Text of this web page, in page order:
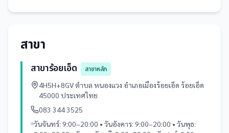
สาขา
สาขาร้อยเอ็ด
สาขาหลัก
4H5H+8GV ตำบล หนองแวง อำเภอเมืองร้อยเอ็ด ร้อยเอ็ด
45000 ประเทศไทย
083 344 3525
วันจันทร์: 9:00–20:00 • วันอังคาร: 9:00–20:00 • วันพุธ: